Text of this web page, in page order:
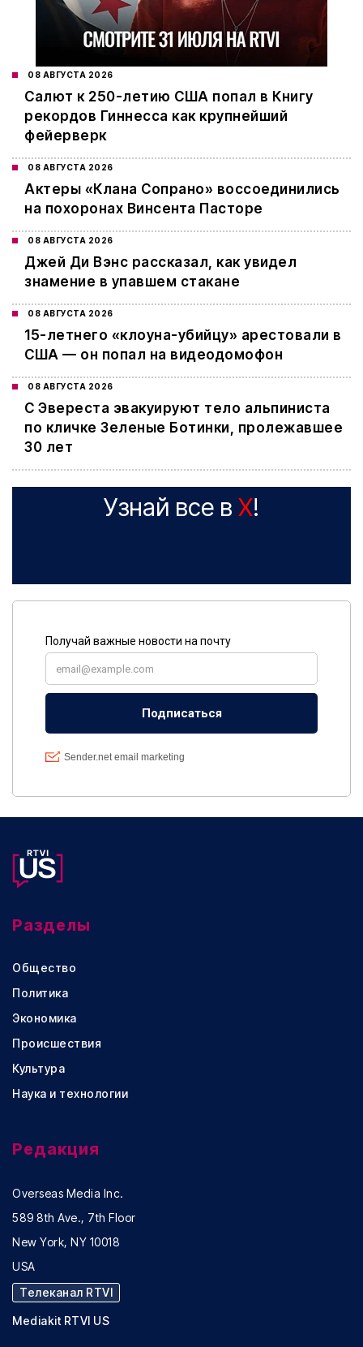
08 АВГУСТА 2026
Салют к 250-летию США попал в Книгу
рекордов Гиннесса как крупнейший
фейерверк
08 АВГУСТА 2026
Актеры «Клана Сопрано» воссоединились
на похоронах Винсента Пасторе
08 АВГУСТА 2026
Джей Ди Вэнс рассказал, как увидел
знамение в упавшем стакане
08 АВГУСТА 2026
15-летнего «клоуна-убийцу» арестовали в
США — он попал на видеодомофон
08 АВГУСТА 2026
С Эвереста эвакуируют тело альпиниста
по кличке Зеленые Ботинки, пролежавшее
30 лет
Узнай все в X!
Разделы
Общество
Политика
Экономика
Происшествия
Культура
Наука и технологии
Редакция
Overseas Media Inc.
589 8th Ave., 7th Floor
New York, NY 10018
USA
Телеканал RTVI
Mediakit RTVI US